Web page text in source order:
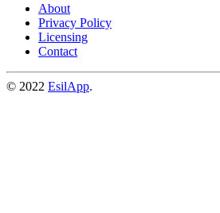
About
Privacy Policy
Licensing
Contact
© 2022 EsilApp.